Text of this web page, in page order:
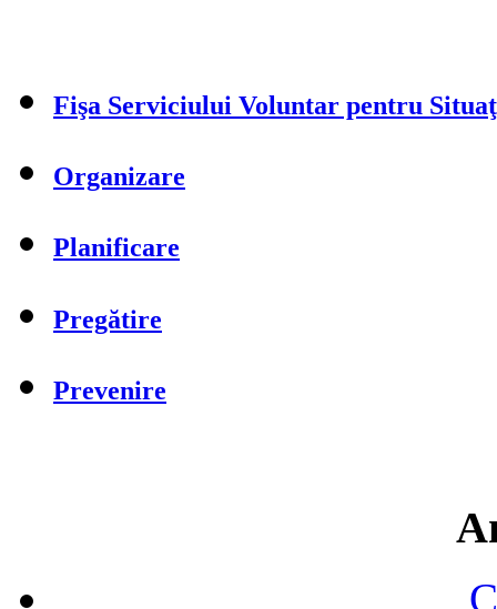
Fişa Serviciului Voluntar pentru
Organizare
Planificare
Pregătire
Prevenire